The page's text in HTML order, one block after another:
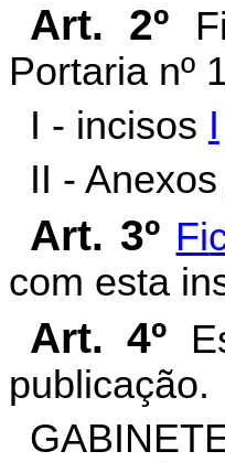
Art. 2º
Portaria nº
I - incisos I
II - Anexos
Art. 3º Fi
com esta
Art. 4º
publicação.